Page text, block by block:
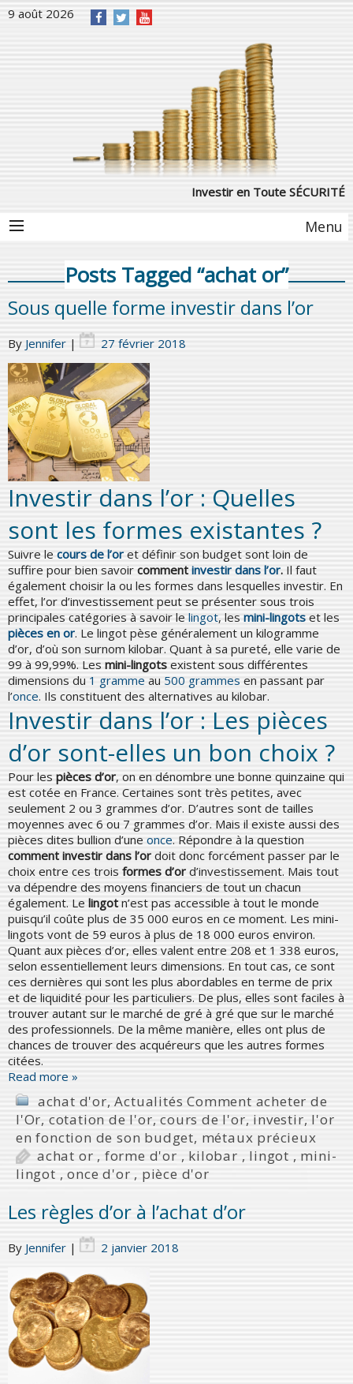
9 août 2026
Investir en Toute SÉCURITÉ
Menu
Posts Tagged “achat or”
Sous quelle forme investir dans l’or
By Jennifer | 27 février 2018
Investir dans l’or : Quelles
sont les formes existantes ?
Suivre le cours de l’oret définir son budget sont loin de
suffire pour bien savoir comment investir dans l’or. Il faut
également choisir la ou les formes dans lesquelles investir. En
effet, l’or d’investissement peut se présenter sous trois
principales catégories à savoir lelingot, lesmini-lingotset les
pièces en or. Le lingot pèse généralement un kilogramme
d’or, d’où son surnom kilobar. Quant à sa pureté, elle varie de
99 à 99,99%. Lesmini-lingotsexistent sous différentes
dimensions du 1 gramme au 500 grammes en passant par
l’once. Ils constituent des alternatives au kilobar.
Investir dans l’or : Les pièces
d’or sont-elles un bon choix ?
Pour les pièces d’or, on en dénombre une bonne quinzaine qui
est cotée en France. Certaines sont très petites, avec
seulement 2 ou 3 grammes d’or. D’autres sont de tailles
moyennes avec 6 ou 7 grammes d’or. Mais il existe aussi des
pièces dites bullion d’une once. Répondre à la question
comment investir dans l’or doit donc forcément passer par le
choix entre ces trois formes d’or d’investissement. Mais tout
va dépendre des moyens financiers de tout un chacun
également. Le lingotn’est pas accessible à tout le monde
puisqu’il coûte plus de 35 000 euros en ce moment. Les mini-
lingots vont de 59 euros à plus de 18 000 euros environ.
Quant aux pièces d’or, elles valent entre 208 et 1 338 euros,
selon essentiellement leurs dimensions. En tout cas, ce sont
ces dernières qui sont les plus abordables en terme de prix
et de liquidité pour les particuliers. De plus, elles sont faciles à
trouver autant sur le marché de gré à gré que sur le marché
des professionnels. De la même manière, elles ont plus de
chances de trouver des acquéreurs que les autres formes
citées.
Read more »
achat d'or,Actualités Comment acheter de
l'Or, cotation de l'or,cours de l'or, investir, l'or
en fonction de son budget, métaux précieux
achat or , forme d'or , kilobar , lingot , mini-
lingot ,once d'or , pièce d'or
Les règles d’or à l’achat d’or
By Jennifer | 2 janvier 2018